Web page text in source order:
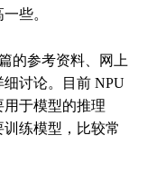
些。
的参考资料、网上
讨论。目前 NPU
于模型的推理
训练模型，比较常